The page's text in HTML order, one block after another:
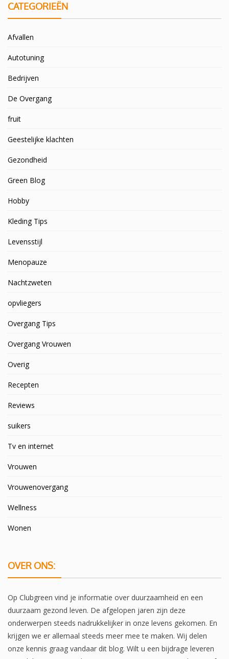
CATEGORIEËN
Afvallen
Autotuning
Bedrijven
De Overgang
fruit
Geestelijke klachten
Gezondheid
Green Blog
Hobby
Kleding Tips
Levensstijl
Menopauze
Nachtzweten
opvliegers
Overgang Tips
Overgang Vrouwen
Overig
Recepten
Reviews
suikers
Tv en internet
Vrouwen
Vrouwenovergang
Wellness
Wonen
OVER ONS:
Op Clubgreen vind je informatie over duurzaamheid en een
duurzaam gezond leven. De afgelopen jaren zijn deze
onderwerpen steeds nadrukkelijker in onze levens gekomen. En
krijgen we er allemaal steeds meer mee te maken. Wij delen
onze kennis graag vandaar dit blog. Wilt u een bijdrage leveren